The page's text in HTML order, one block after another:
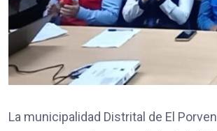
La municipalidad Distrital de El